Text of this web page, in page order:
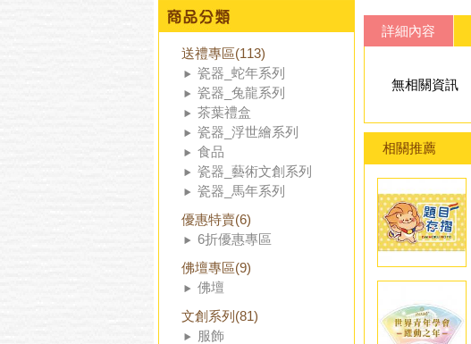
送禮專區(113)
瓷器_蛇年系列
瓷器_兔龍系列
茶葉禮盒
瓷器_浮世繪系列
食品
瓷器_藝術文創系列
瓷器_馬年系列
優惠特賣(6)
6折優惠專區
佛壇專區(9)
佛壇
文創系列(81)
服飾
詳細內容
無相關資訊
相關推薦